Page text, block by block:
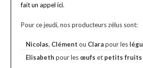
fait un appel ici.
Pour ce jeudi, nos producteurs zélus sont:
Nicolas, Clémentou Clarapour les
Elisabethpour les œufset petits fruits